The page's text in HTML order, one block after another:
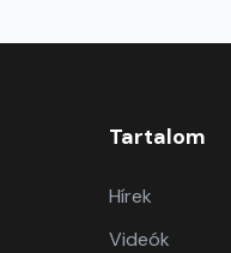
Tartalom
Hírek
Videók